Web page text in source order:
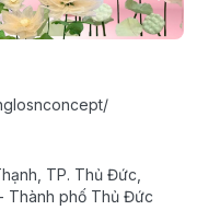
TP. Thủ Đức,
Thành phố Thủ Đức